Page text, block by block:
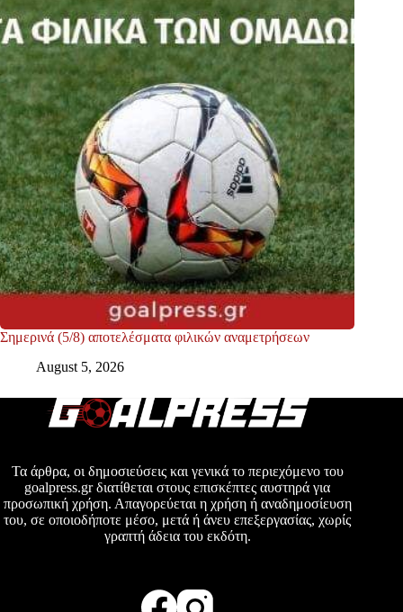
Σημερινά (5/8) αποτελέσματα φιλικών αναμετρήσεων
August 5, 2026
Τα άρθρα, οι δημοσιεύσεις και γενικά το περιεχόμενο του
goalpress.gr διατίθεται στους επισκέπτες αυστηρά για
προσωπική χρήση. Απαγορεύεται η χρήση ή αναδημοσίευση
του, σε οποιοδήποτε μέσο, μετά ή άνευ επεξεργασίας, χωρίς
γραπτή άδεια του εκδότη.